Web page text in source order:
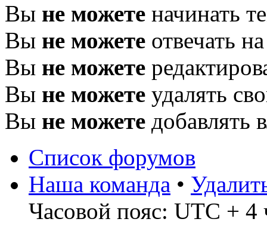
Вы не можете начинать
Вы не можете отвечать
Вы не можете
Вы не можете удалять
Вы не можете добавлять
Список форумов
Наша команда •
Часовой пояс: UTC + 4